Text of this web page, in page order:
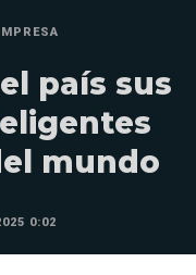
país sus
mundo
0:02